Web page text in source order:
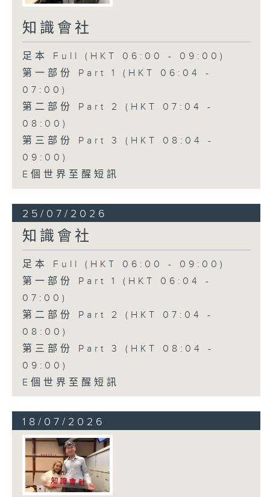
知識會社
足本 Full (HKT 06:00 - 09:00)
第一部份 Part 1 (HKT 06:04 -
07:00)
第二部份 Part 2 (HKT 07:04 -
08:00)
第三部份 Part 3 (HKT 08:04 -
09:00)
E個世界至醒短訊
25/07/2026
知識會社
足本 Full (HKT 06:00 - 09:00)
第一部份 Part 1 (HKT 06:04 -
07:00)
第二部份 Part 2 (HKT 07:04 -
08:00)
第三部份 Part 3 (HKT 08:04 -
09:00)
E個世界至醒短訊
18/07/2026